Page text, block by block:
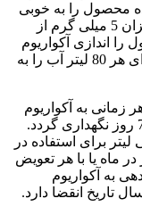
محصول را به خوبی
تکان دهید.UV و اوزون را خاموش نمائید. میزان 5 میلی گرم از
آب در روز اول را اندازی آکواریوم
کافی می باشد. سپس میزان 5 میلی گرم برای هر 80 لیتر آب را به
زمانی به آکواریوم
اضافه نمود، در صورتی که دوز سید در طی 7 روز نگهداری گردد.
هرچه بیشتر فیلتر، میزان 5 میلی لیتر برای استفاده در
در ماه یا با هر تعویض
به آکواریوم